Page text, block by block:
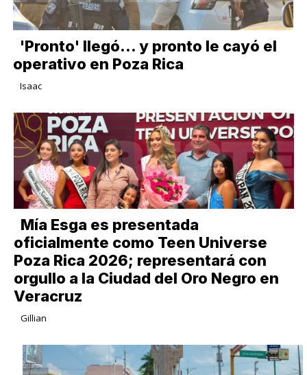
'Pronto' llegó... y pronto le cayó el
operativo en Poza Rica
Isaac
Mía Esga es presentada
oficialmente como Teen Universe
Poza Rica 2026; representará con
orgullo a la Ciudad del Oro Negro en
Veracruz
Gillian